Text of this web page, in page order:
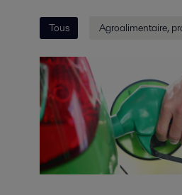
Tous Agroalimentaire,